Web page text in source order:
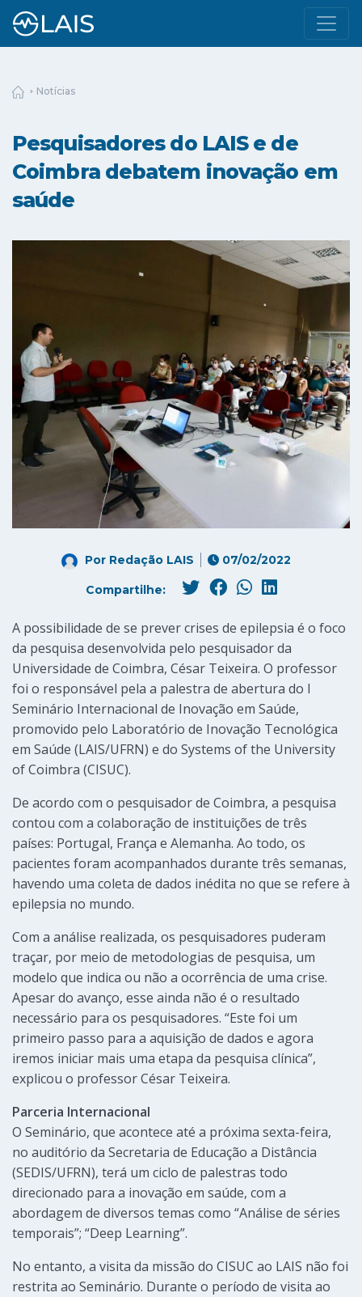
Notícias
Pesquisadores do LAIS e de
Coimbra debatem inovação em
saúde
Por Redação LAIS 07/02/2022
Compartilhe:
A possibilidade de se prever crises de epilepsia é o foco
da pesquisa desenvolvida pelo pesquisador da
Universidade de Coimbra, César Teixeira. O professor
foi o responsável pela a palestra de abertura do I
Seminário Internacional de Inovação em Saúde,
promovido pelo Laboratório de Inovação Tecnológica
em Saúde (LAIS/UFRN) e do Systems of the University
of Coimbra (CISUC).
De acordo com o pesquisador de Coimbra, a pesquisa
contou com a colaboração de instituições de três
países: Portugal, França e Alemanha. Ao todo, os
pacientes foram acompanhados durante três semanas,
havendo uma coleta de dados inédita no que se refere à
epilepsia no mundo.
Com a análise realizada, os pesquisadores puderam
traçar, por meio de metodologias de pesquisa, um
modelo que indica ou não a ocorrência de uma crise.
Apesar do avanço, esse ainda não é o resultado
necessário para os pesquisadores. “Este foi um
primeiro passo para a aquisição de dados e agora
iremos iniciar mais uma etapa da pesquisa clínica”,
explicou o professor César Teixeira.
Parceria Internacional
O Seminário, que acontece até a próxima sexta-feira,
no auditório da Secretaria de Educação a Distância
(SEDIS/UFRN), terá um ciclo de palestras todo
direcionado para a inovação em saúde, com a
abordagem de diversos temas como “Análise de séries
temporais”; “Deep Learning”.
No entanto, a visita da missão do CISUC ao LAIS não foi
restrita ao Seminário. Durante o período de visita ao